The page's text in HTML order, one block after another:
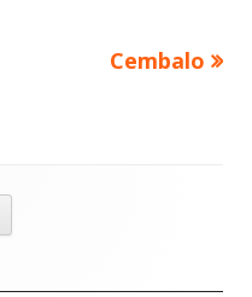
次
Cembalo